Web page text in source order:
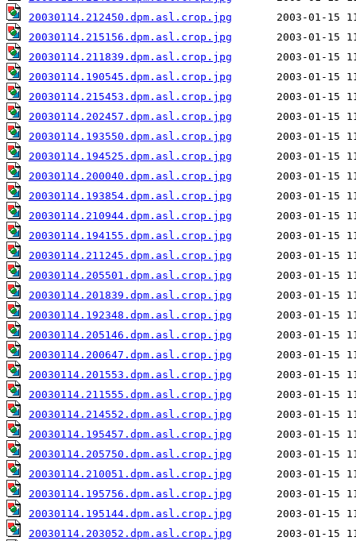
20030114.212450.dpm.asl.crop.jpg
20030114.215156.dpm.asl.crop.jpg
20030114.211839.dpm.asl.crop.jpg
20030114.190545.dpm.asl.crop.jpg
20030114.215453.dpm.asl.crop.jpg
20030114.202457.dpm.asl.crop.jpg
20030114.193550.dpm.asl.crop.jpg
20030114.194525.dpm.asl.crop.jpg
20030114.200040.dpm.asl.crop.jpg
20030114.193854.dpm.asl.crop.jpg
20030114.210944.dpm.asl.crop.jpg
20030114.194155.dpm.asl.crop.jpg
20030114.211245.dpm.asl.crop.jpg
20030114.205501.dpm.asl.crop.jpg
20030114.201839.dpm.asl.crop.jpg
20030114.192348.dpm.asl.crop.jpg
20030114.205146.dpm.asl.crop.jpg
20030114.200647.dpm.asl.crop.jpg
20030114.201553.dpm.asl.crop.jpg
20030114.211555.dpm.asl.crop.jpg
20030114.214552.dpm.asl.crop.jpg
20030114.195457.dpm.asl.crop.jpg
20030114.205750.dpm.asl.crop.jpg
20030114.210051.dpm.asl.crop.jpg
20030114.195756.dpm.asl.crop.jpg
20030114.195144.dpm.asl.crop.jpg
20030114.203052.dpm.asl.crop.jpg